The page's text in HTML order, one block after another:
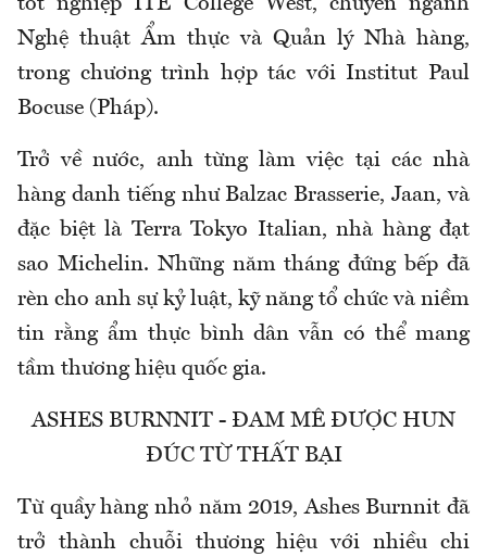
tốt nghiệp ITE College West, chuyên ngành
Nghệ thuật Ẩm thực và Quản lý Nhà hàng,
trong chương trình hợp tác với Institut Paul
Bocuse (Pháp).
Trở về nước, anh từng làm việc tại các nhà
hàng danh tiếng như Balzac Brasserie, Jaan, và
đặc biệt là Terra Tokyo Italian, nhà hàng đạt
sao Michelin. Những năm tháng đứng bếp đã
rèn cho anh sự kỷ luật, kỹ năng tổ chức và niềm
tin rằng ẩm thực bình dân vẫn có thể mang
tầm thương hiệu quốc gia.
ASHES BURNNIT - ĐAM MÊ ĐƯỢC HUN
ĐÚC TỪ THẤT BẠI
Từ quầy hàng nhỏ năm 2019, Ashes Burnnit đã
trở thành chuỗi thương hiệu với nhiều chi